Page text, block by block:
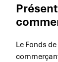
Le Fonds